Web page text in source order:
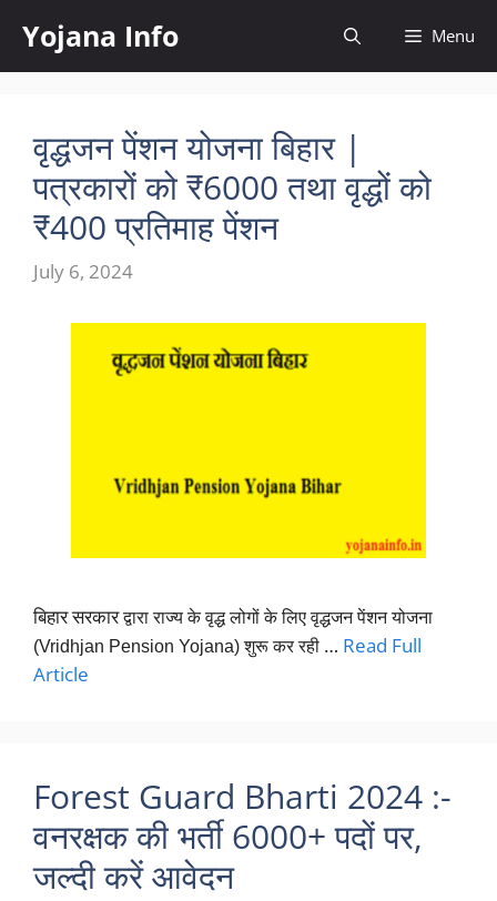
content
Yojana Info Menu
वृद्धजन पेंशन योजना बिहार |
पत्रकारों को ₹6000 तथा वृद्धों को
₹400 प्रतिमाह पेंशन
July 6, 2024
बिहार सरकारद्वारा राज्य के वृद्ध लोगों के लिए वृद्धजन पेंशन योजना
(Vridhjan Pension Yojana) शुरू कर रही … Read Full
Article
Forest Guard Bharti 2024 :-
वनरक्षक की भर्ती 6000+ पदों पर,
जल्दी करें आवेदन